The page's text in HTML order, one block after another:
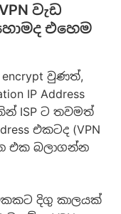
වැඩ
එහෙම
වුණත්,
IP Address
ISP ට තවමත්
එකටද (VPN
එක බලාගන්න
දිගු කාලයක්